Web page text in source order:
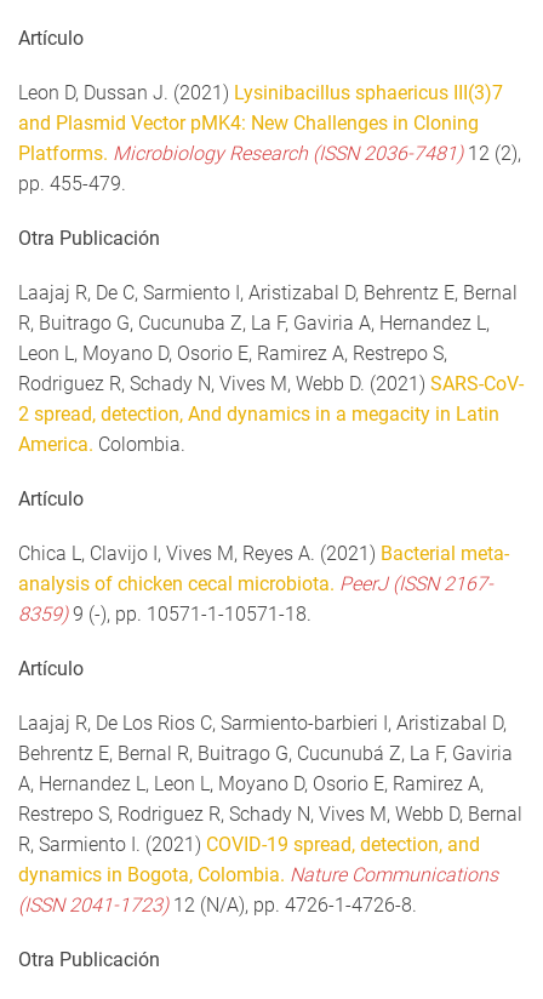
Artículo
Leon D, Dussan J. (2021) Lysinibacillus sphaericus III(3)7
and Plasmid Vector pMK4: New Challenges in Cloning
Platforms. Microbiology Research (ISSN 2036-7481)12 (2),
pp. 455-479.
Otra Publicación
Laajaj R, De C, Sarmiento I, Aristizabal D, Behrentz E, Bernal
R, Buitrago G, Cucunuba Z, La F, Gaviria A, Hernandez L,
Leon L, Moyano D, Osorio E, Ramirez A, Restrepo S,
Rodriguez R, Schady N, Vives M, Webb D. (2021) SARS-CoV-
2 spread, detection, And dynamics in a megacity in Latin
America. Colombia.
Artículo
Chica L, Clavijo I, Vives M, Reyes A. (2021) Bacterial meta-
analysis of chicken cecal microbiota. PeerJ (ISSN 2167-
8359)9 (-), pp. 10571-1-10571-18.
Artículo
Laajaj R, De Los Rios C, Sarmiento-barbieri I, Aristizabal D,
Behrentz E, Bernal R, Buitrago G, Cucunubá Z, La F, Gaviria
A, Hernandez L, Leon L, Moyano D, Osorio E, Ramirez A,
Restrepo S, Rodriguez R, Schady N, Vives M, Webb D, Bernal
R, Sarmiento I. (2021) COVID-19 spread, detection, and
dynamics in Bogota, Colombia. Nature Communications
(ISSN 2041-1723)12 (N/A), pp. 4726-1-4726-8.
Otra Publicación